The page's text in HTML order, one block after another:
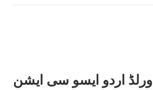
ورلڈ اردو ایسو سی ایشن